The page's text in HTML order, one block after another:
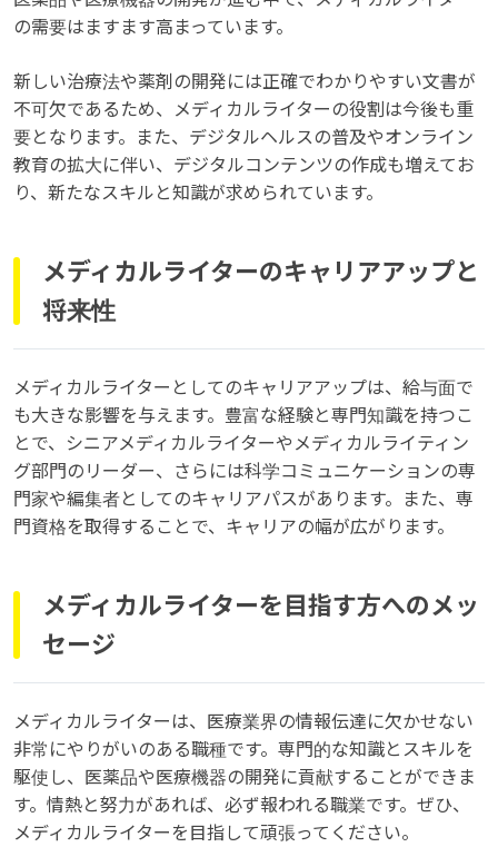
の需要はますます高まっています。
新しい治療法や薬剤の開発には正確でわかりやすい文書が
不可欠であるため、メディカルライターの役割は今後も重
要となります。また、デジタルヘルスの普及やオンライン
教育の拡大に伴い、デジタルコンテンツの作成も増えてお
り、新たなスキルと知識が求められています。
メディカルライターのキャリアアップと
将来性
メディカルライターとしてのキャリアアップは、給与面で
も大きな影響を与えます。豊富な経験と専門知識を持つこ
とで、シニアメディカルライターやメディカルライティン
グ部門のリーダー、さらには科学コミュニケーションの専
門家や編集者としてのキャリアパスがあります。また、専
門資格を取得することで、キャリアの幅が広がります。
メディカルライターを目指す方へのメッ
セージ
メディカルライターは、医療業界の情報伝達に欠かせない
非常にやりがいのある職種です。専門的な知識とスキルを
駆使し、医薬品や医療機器の開発に貢献することができま
す。情熱と努力があれば、必ず報われる職業です。ぜひ、
メディカルライターを目指して頑張ってください。